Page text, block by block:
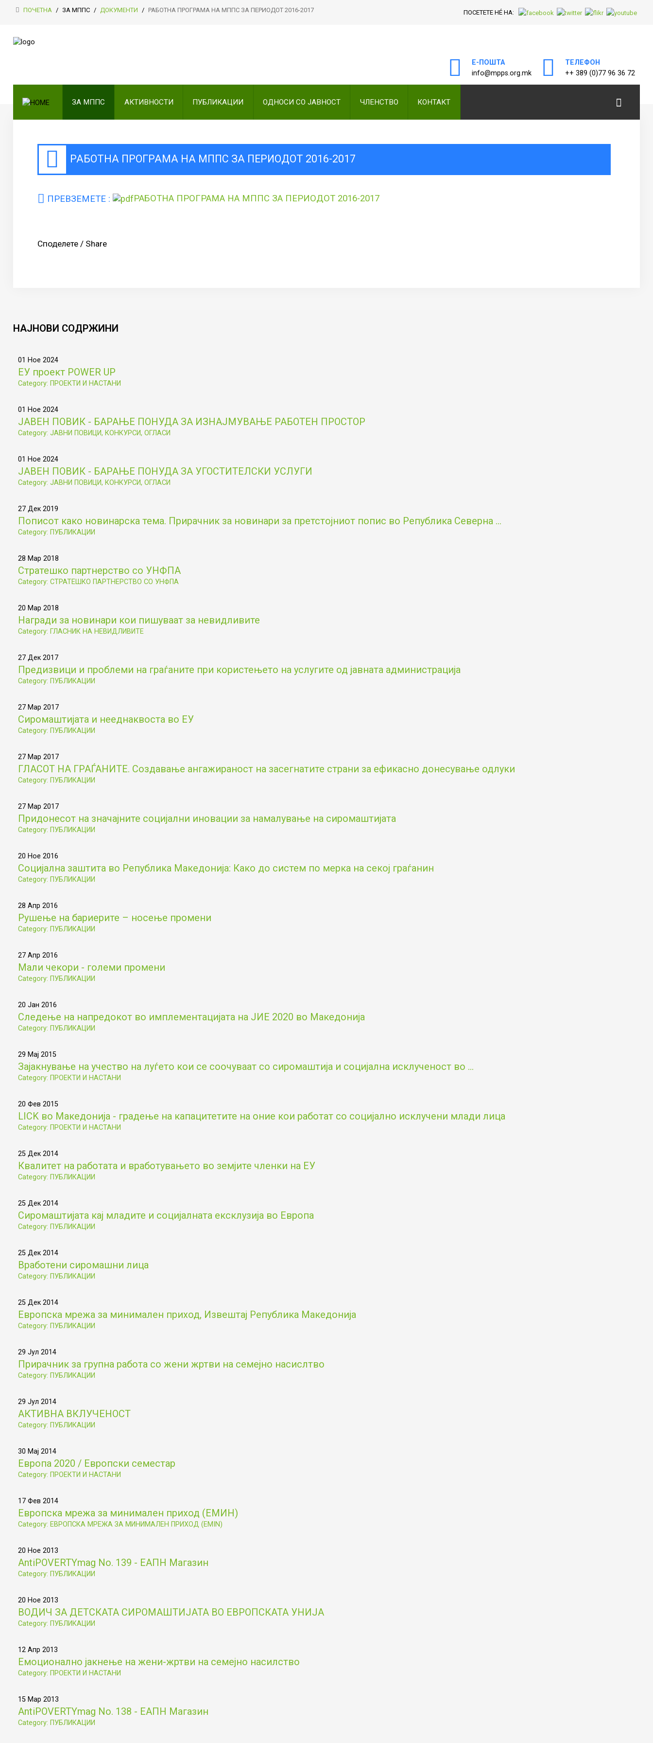
ПОЧЕТНА
КОНТАКТ
ПОЧЕТНА / ЗА МППС / ДОКУМЕНТИ / РАБОТНА ПРОГРАМА НА МППС ЗА ПЕРИОДОТ 2016-2017 ПОСЕТЕТЕ НÉ НА:
Е-ПОШТА
info@mpps.org.mk
ТЕЛЕФОН
++ 389 (0)77 96 36 72
ЗА МППС АКТИВНОСТИ ПУБЛИКАЦИИ ОДНОСИ СО ЈАВНОСТ ЧЛЕНСТВО КОНТАКТ
РАБОТНА ПРОГРАМА НА МППС ЗА ПЕРИОДОТ 2016-2017
ПРЕВЗЕМЕТЕ : РАБОТНА ПРОГРАМА НА МППС ЗА ПЕРИОДОТ 2016-2017
Споделете / Share
НАЈНОВИ СОДРЖИНИ
01 Ное 2024
ЕУ проект POWER UP
Category: ПРОЕКТИ И НАСТАНИ
01 Ное 2024
ЈАВЕН ПОВИК - БАРАЊЕ ПОНУДА ЗА ИЗНАЈМУВАЊЕ РАБОТЕН ПРОСТОР
Category: ЈАВНИ ПОВИЦИ, КОНКУРСИ, ОГЛАСИ
01 Ное 2024
ЈАВЕН ПОВИК - БАРАЊЕ ПОНУДА ЗА УГОСТИТЕЛСКИ УСЛУГИ
Category: ЈАВНИ ПОВИЦИ, КОНКУРСИ, ОГЛАСИ
27 Дек 2019
Пописот како новинарска тема. Прирачник за новинари за претстојниот попис во Република Северна ...
Category: ПУБЛИКАЦИИ
28 Мар 2018
Стратешко партнерство со УНФПА
Category: СТРАТЕШКО ПАРТНЕРСТВО СО УНФПА
20 Мар 2018
Награди за новинари кои пишуваат за невидливите
Category: ГЛАСНИК НА НЕВИДЛИВИТЕ
27 Дек 2017
Предизвици и проблеми на граѓаните при користењето на услугите од јавната администрација
Category: ПУБЛИКАЦИИ
27 Мар 2017
Сиромаштијата и нееднаквоста во ЕУ
Category: ПУБЛИКАЦИИ
27 Мар 2017
ГЛАСОТ НА ГРАЃАНИТЕ. Создавање ангажираност на засегнатите страни за ефикасно донесување одлуки
Category: ПУБЛИКАЦИИ
27 Мар 2017
Придонесот на значајните социјални иновации за намалување на сиромаштијата
Category: ПУБЛИКАЦИИ
20 Ное 2016
Социјална заштита во Република Македонија: Како до систем по мерка на секој граѓанин
Category: ПУБЛИКАЦИИ
28 Апр 2016
Рушење на бариерите – носење промени
Category: ПУБЛИКАЦИИ
27 Апр 2016
Мали чекори - големи промени
Category: ПУБЛИКАЦИИ
20 Јан 2016
Следење на напредокот во имплементацијата на ЈИЕ 2020 во Македонија
Category: ПУБЛИКАЦИИ
29 Мај 2015
Зајакнување на учество на луѓето кои се соочуваат со сиромаштија и социјална исклученост во ...
Category: ПРОЕКТИ И НАСТАНИ
20 Фев 2015
LICK во Македонија - градење на капацитетите на оние кои работат со социјално исклучени млади лица
Category: ПРОЕКТИ И НАСТАНИ
25 Дек 2014
Квалитет на работата и вработувањето во земјите членки на ЕУ
Category: ПУБЛИКАЦИИ
25 Дек 2014
Сиромаштијата кај младите и социјалната ексклузија во Европа
Category: ПУБЛИКАЦИИ
25 Дек 2014
Вработени сиромашни лица
Category: ПУБЛИКАЦИИ
25 Дек 2014
Европска мрежа за минимален приход, Извештај Република Македонија
Category: ПУБЛИКАЦИИ
29 Јул 2014
Прирачник за групна работа со жени жртви на семејно насислтво
Category: ПУБЛИКАЦИИ
29 Јул 2014
АКТИВНА ВКЛУЧЕНОСТ
Category: ПУБЛИКАЦИИ
30 Мај 2014
Европа 2020 / Европски семестар
Category: ПРОЕКТИ И НАСТАНИ
17 Фев 2014
Европска мрежа за минимален приход (ЕМИН)
Category: ЕВРОПСКА МРЕЖА ЗА МИНИМАЛЕН ПРИХОД (EMIN)
20 Ное 2013
AntiPOVERTYmag No. 139 - ЕАПН Магазин
Category: ПУБЛИКАЦИИ
20 Ное 2013
ВОДИЧ ЗА ДЕТСКАТА СИРОМАШТИЈАТА ВО ЕВРОПСКАТА УНИЈА
Category: ПУБЛИКАЦИИ
12 Апр 2013
Емоционално јакнење на жени-жртви на семејно насилство
Category: ПРОЕКТИ И НАСТАНИ
15 Мар 2013
AntiPOVERTYmag No. 138 - ЕАПН Магазин
Category: ПУБЛИКАЦИИ